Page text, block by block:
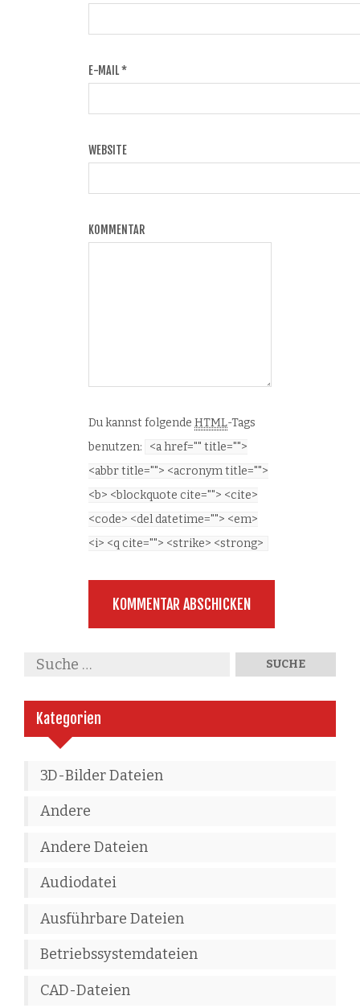
E-MAIL*
WEBSITE
KOMMENTAR
Du kannst folgende HTML-Tags
benutzen:
<a href="" title="">
<abbr title=""> <acronym title="">
<b> <blockquote cite=""> <cite>
<code> <del datetime=""> <em>
<i> <q cite=""> <strike> <strong>
Kategorien
3D-Bilder Dateien
Andere
Andere Dateien
Audiodatei
Ausführbare Dateien
Betriebssystemdateien
CAD-Dateien